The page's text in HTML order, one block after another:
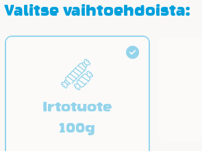
-
11.40€
Valitse vaihtoehdoista:
Irtotuote
100g